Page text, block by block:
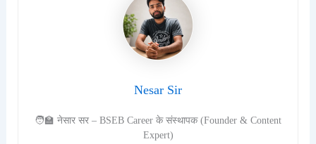
Nesar Sir
🧑‍🏫 नेसार सर – BSEB Career के संस्थापक (Founder & Content
Expert)